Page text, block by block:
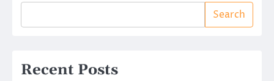
Search
Recent Posts